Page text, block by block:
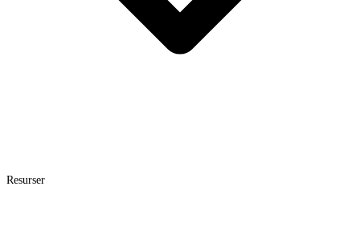
Resurser